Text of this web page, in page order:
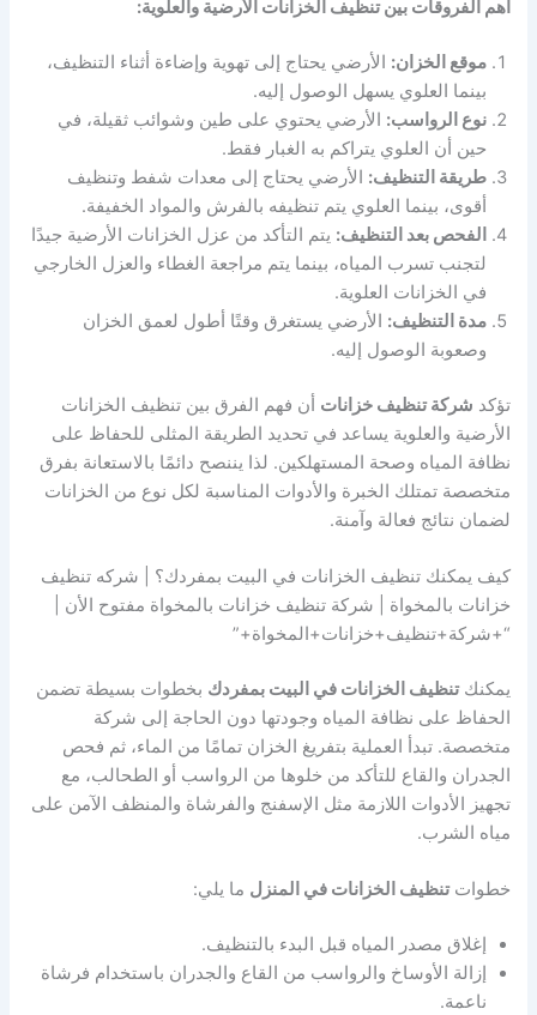
أهم الفروقات بين تنظيف الخزانات الأرضية والعلوية:
موقع الخزان: الأرضي يحتاج إلى تهوية وإضاءة أثناء التنظيف،
بينما العلوي يسهل الوصول إليه.
نوع الرواسب: الأرضي يحتوي على طين وشوائب ثقيلة، في
حين أن العلوي يتراكم به الغبار فقط.
طريقة التنظيف: الأرضي يحتاج إلى معدات شفط وتنظيف
أقوى، بينما العلوي يتم تنظيفه بالفرش والمواد الخفيفة.
الفحص بعد التنظيف: يتم التأكد من عزل الخزانات الأرضية جيدًا
لتجنب تسرب المياه، بينما يتم مراجعة الغطاء والعزل الخارجي
في الخزانات العلوية.
مدة التنظيف: الأرضي يستغرق وقتًا أطول لعمق الخزان
وصعوبة الوصول إليه.
تؤكد شركة تنظيف خزانات أن فهم الفرق بين تنظيف الخزانات
الأرضية والعلوية يساعد في تحديد الطريقة المثلى للحفاظ على
نظافة المياه وصحة المستهلكين. لذا يننصح دائمًا بالاستعانة بفرق
متخصصة تمتلك الخبرة والأدوات المناسبة لكل نوع من الخزانات
لضمان نتائج فعالة وآمنة.
كيف يمكنك تنظيف الخزانات في البيت بمفردك؟ | شركه تنظيف
خزانات بالمخواة | شركة تنظيف خزانات بالمخواة مفتوح الأن |
“+شركة+تنظيف+خزانات+المخواة+”
يمكنكتنظيف الخزانات في البيت بمفردك بخطوات بسيطة تضمن
الحفاظ على نظافة المياه وجودتها دون الحاجة إلى شركة
متخصصة. تبدأ العملية بتفريغ الخزان تمامًا من الماء، ثم فحص
الجدران والقاع للتأكد من خلوها من الرواسب أو الطحالب، مع
تجهيز الأدوات اللازمة مثل الإسفنج والفرشاة والمنظف الآمن على
مياه الشرب.
خطواتتنظيف الخزانات في المنزل ما يلي:
إغلاق مصدر المياه قبل البدء بالتنظيف.
إزالة الأوساخ والرواسب من القاع والجدران باستخدام فرشاة
ناعمة.